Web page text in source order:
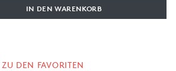
IN DEN WARENKORB
ZU DEN FAVORITEN